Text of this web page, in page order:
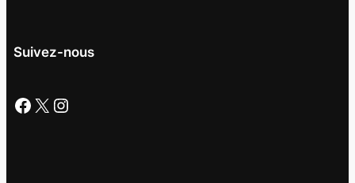
Suivez-nous
Facebook X Instagram